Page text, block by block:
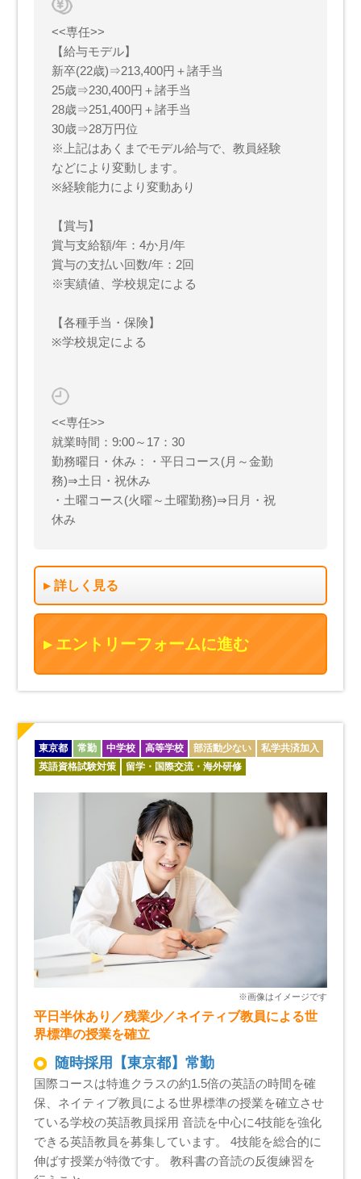
<<専任>>
【給与モデル】
新卒(22歳)⇒213,400円＋諸手当
25歳⇒230,400円＋諸手当
28歳⇒251,400円＋諸手当
30歳⇒28万円位
※上記はあくまでモデル給与で、教員経験
などにより変動します。
※経験能力により変動あり
【賞与】
賞与支給額/年：4か月/年
賞与の支払い回数/年：2回
※実績値、学校規定による
【各種手当・保険】
※学校規定による
<<専任>>
就業時間：9:00～17：30
勤務曜日・休み：・平日コース(月～金勤
務)⇒土日・祝休み
・土曜コース(火曜～土曜勤務)⇒日月・祝
休み
詳しく見る
エントリーフォームに進む
東京都 常勤 中学校 高等学校 部活動少ない
私学共済加入
英語資格試験対策
留学・国際交流・海外研修
平日半休あり／残業少／ネイティブ教員による世
界標準の授業を確立
随時採用【東京都】常勤
国際コースは特進クラスの約1.5倍の英語の時間を確
保、ネイティブ教員による世界標準の授業を確立させ
ている学校の英語教員採用 音読を中心に4技能を強化
できる英語教員を募集しています。 4技能を総合的に
伸ばす授業が特徴です。 教科書の音読の反復練習を